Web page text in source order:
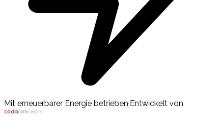
Mit erneuerbarer Energie betrieben·Entwickelt von